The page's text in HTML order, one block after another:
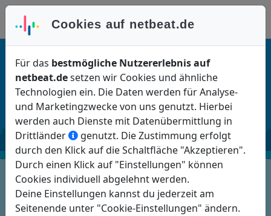
Anmelden
24/7support
Support-Videos
E-Mail-Support
Cookies auf netbeat.de
Für das bestmögliche Nutzererlebnis auf
netbeat.desetzen wir Cookies und ähnliche
Technologien ein. Die Daten werden für Analyse-
und Marketingzwecke von uns genutzt. Hierbei
werden auch Dienste mit Datenübermittlung in
Drittländer
genutzt. Die Zustimmung erfolgt
durch den Klick auf die Schaltfläche "Akzeptieren".
Durch einen Klick auf "Einstellungen" können
Cookies individuell abgelehnt werden.
Deine Einstellungen kannst du jederzeit am
Seitenende unter "Cookie-Einstellungen" ändern.